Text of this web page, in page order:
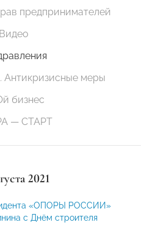
предпринимателей
Видео
меры
бизнес
— СТАРТ
2021
«ОПОРЫ РОССИИ»
с Днём строителя